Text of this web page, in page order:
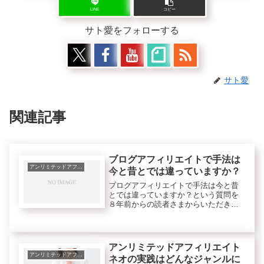
LINE コピー
サト愛をフォローする
サト愛
関連記事
ブログアフィリエイトで手法は
今と昔とでは違っていますか？
ブログアフィリエイトで手法は今と昔
とでは違っていますか？という質問を
８年前からの読者さまからいただきま
また、ブログアフィリについて今でも
通用する原理原則や>今でこそのポ...
アンリミテッドアフィリエイトネオ
アンリミテッドアフィリエイト
ネオの実践はどんなジャンルに